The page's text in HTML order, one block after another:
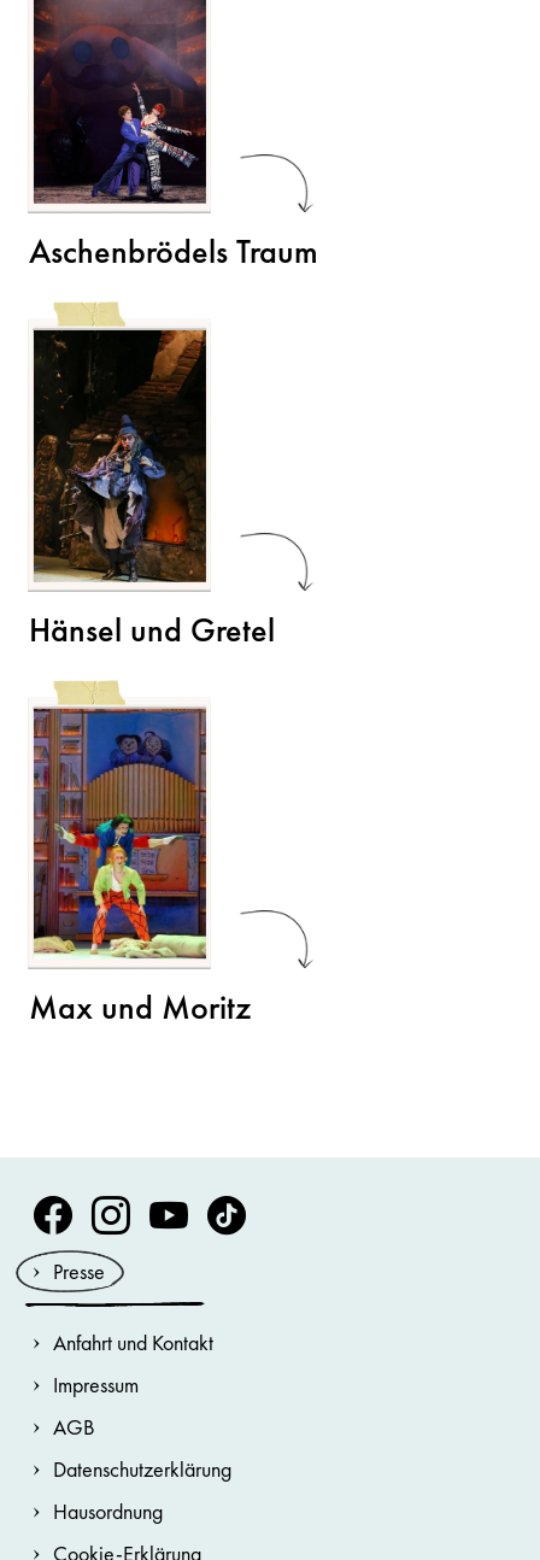
Aschenbrödels Traum
Hänsel und Gretel
Max und Moritz
Volksoper Facebook
Volksoper Instagram
Volksoper Youtube
Volksoper TikTok
Presse
Anfahrt und Kontakt
Impressum
AGB
Datenschutzerklärung
Hausordnung
Cookie-Erklärung